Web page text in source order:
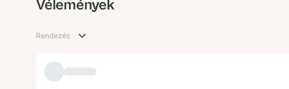
Vélemények
Rendezés